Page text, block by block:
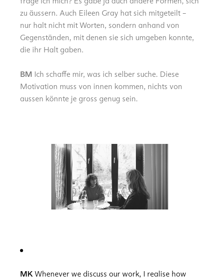
zu äussern. Auch Eileen Gray hat sich mitgeteilt –
nur halt nicht mit Worten, sondern anhand von
Gegenständen, mit denen sie sich umgeben konnte,
die ihr Halt gaben.
BM Ich schaffe mir, was ich selber suche. Diese
Motivation muss von innen kommen, nichts von
aussen könnte je gross genug sein.
MK Whenever we discuss our work, I realise how